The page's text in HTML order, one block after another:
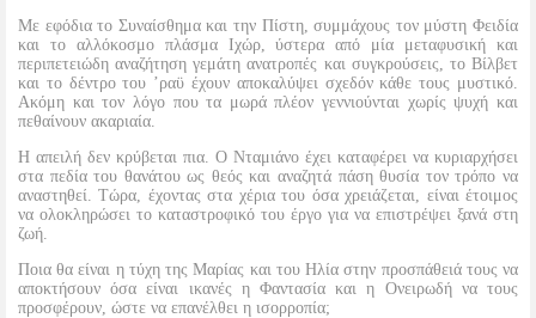
Με εφόδια το Συναίσθημα και την Πίστη, συμμάχους τον μύστη Φειδία
και το αλλόκοσμο πλάσμα Ιχώρ, ύστερα από μία μεταφυσική και
περιπετειώδη αναζήτηση γεμάτη ανατροπές και συγκρούσεις, το Βίλβετ
και το δέντρο του ’ραϋ έχουν αποκαλύψει σχεδόν κάθε τους μυστικό.
Ακόμη και τον λόγο που τα μωρά πλέον γεννιούνται χωρίς ψυχή και
πεθαίνουν ακαριαία.
Η απειλή δεν κρύβεται πια. Ο Νταμιάνο έχει καταφέρει να κυριαρχήσει
στα πεδία του θανάτου ως θεός και αναζητά πάση θυσία τον τρόπο να
αναστηθεί. Τώρα, έχοντας στα χέρια του όσα χρειάζεται, είναι έτοιμος
να ολοκληρώσει το καταστροφικό του έργο για να επιστρέψει ξανά στη
ζωή.
Ποια θα είναι η τύχη της Μαρίας και του Ηλία στην προσπάθειά τους να
αποκτήσουν όσα είναι ικανές η Φαντασία και η Ονειρωδή να τους
προσφέρουν, ώστε να επανέλθει η ισορροπία;